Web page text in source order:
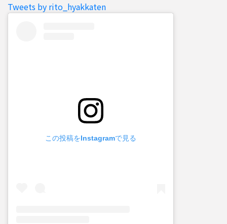
Tweets by rito_hyakkaten
この投稿をInstagramで見る